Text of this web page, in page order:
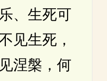
、生死可
见生死，
涅槃，何